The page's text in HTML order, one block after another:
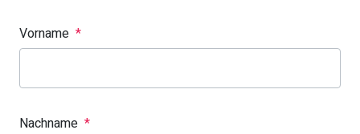
Vorname *
Nachname *